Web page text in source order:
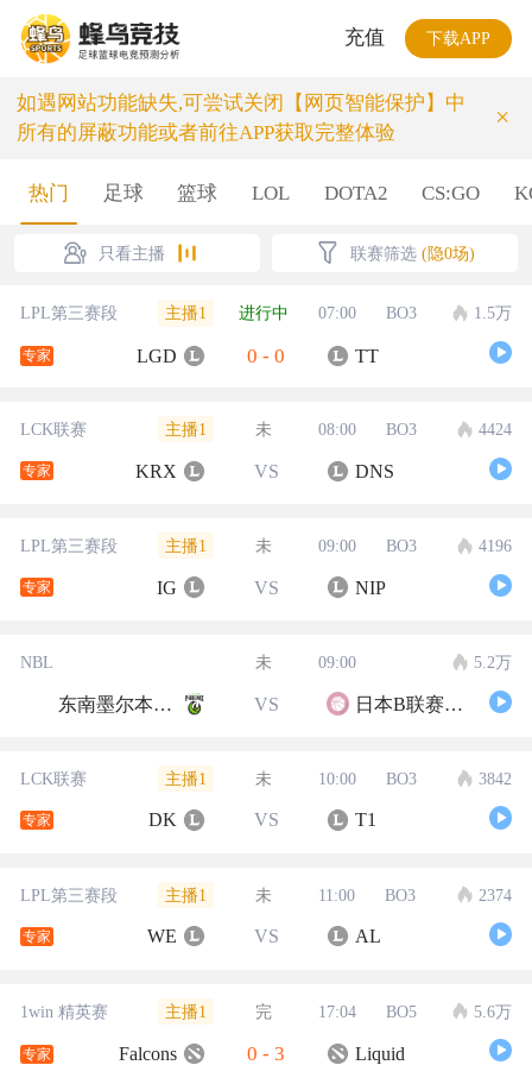
充值 下载APP
如遇网站功能缺失,可尝试关闭【网页智能保护】中
所有的屏蔽功能或者前往APP获取完整体验
×
热门 足球 篮球 LOL DOTA2 CS:GO
只看主播 联赛筛选 (隐0场)
LPL第三赛段 主播1 进行中 07:00 BO3 1.5万
专家 LGD 0 - 0 TT
LCK联赛 主播1 未 08:00 BO3 4424
专家 KRX VS DNS
LPL第三赛段 主播1 未 09:00 BO3 4196
专家 IG VS NIP
NBL 未 09:00 5.2万
东南墨尔本凤凰 VS 日本B联赛联队
LCK联赛 主播1 未 10:00 BO3 3842
专家 DK VS T1
LPL第三赛段 主播1 未 11:00 BO3 2374
专家 WE VS AL
1win 精英赛 主播1 完 17:04 BO5 5.6万
专家 Falcons 0 - 3 Liquid